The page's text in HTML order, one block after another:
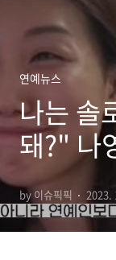
연예뉴스
나는 솔
돼?" 나
"연락달
소, 인
by 이슈픽픽 2023.